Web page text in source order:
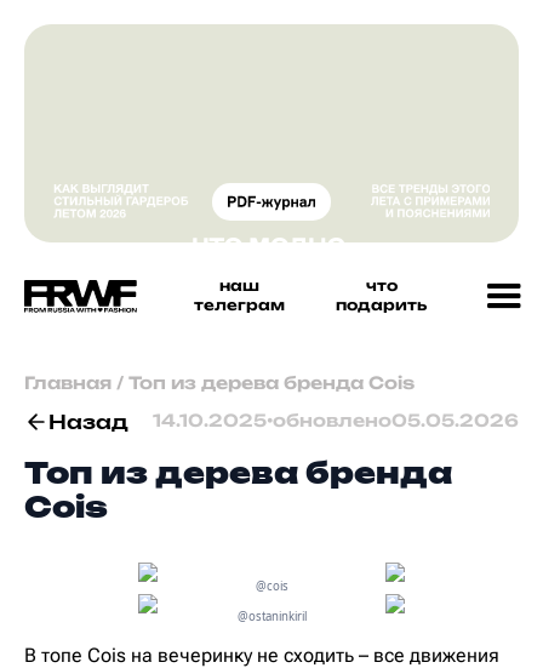
наш
телеграм
что
подарить
Главная / Топ из дерева бренда Cois
Назад 14.10.2025•обновлено05.05.2026
Топ из дерева бренда
Cois
@cois
@ostaninkiril
В топе Cois на вечеринку не сходить – все движения